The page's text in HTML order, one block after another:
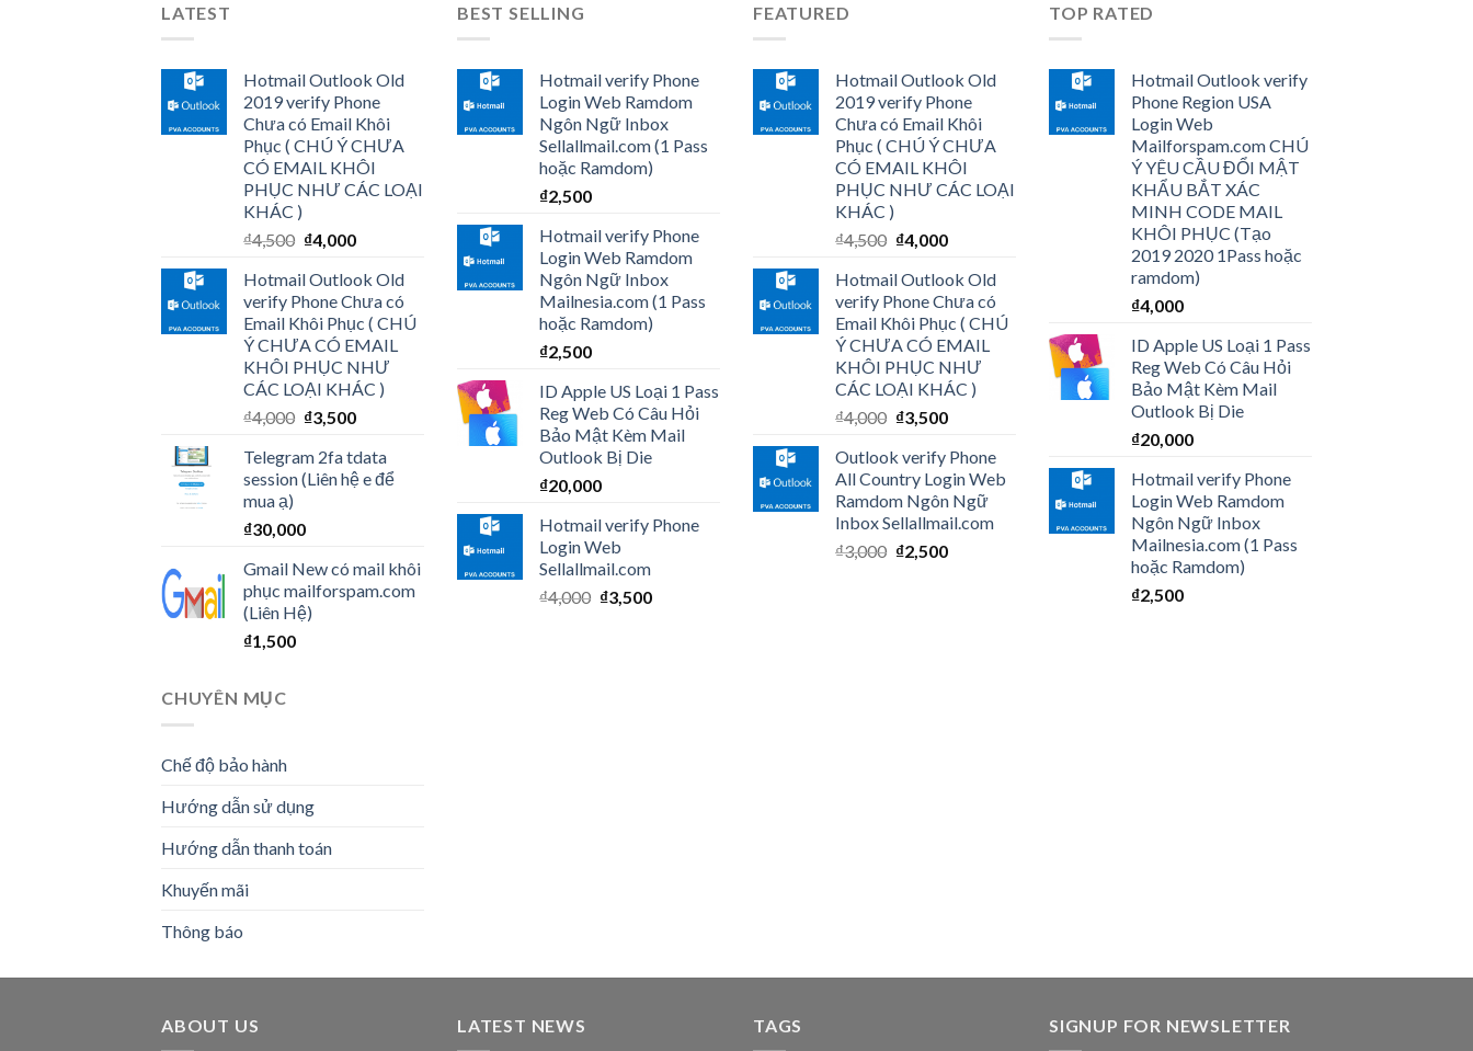
LATEST
Hotmail Outlook Old
2019 verify Phone
Chưa có Email Khôi
Phục ( CHÚ Ý CHƯA
CÓ EMAIL KHÔI
PHỤC NHƯ CÁC LOẠI
KHÁC )
₫4,500 ₫4,000
Hotmail Outlook Old
verify Phone Chưa có
Email Khôi Phục ( CHÚ
Ý CHƯA CÓ EMAIL
KHÔI PHỤC NHƯ
CÁC LOẠI KHÁC )
₫4,000 ₫3,500
Telegram 2fa tdata
session (Liên hệ e để
mua ạ)
₫30,000
Gmail New có mail khôi
phục mailforspam.com
(Liên Hệ)
₫1,500
BEST SELLING
Hotmail verify Phone
Login Web Ramdom
Ngôn Ngữ Inbox
Sellallmail.com (1 Pass
hoặc Ramdom)
₫2,500
Hotmail verify Phone
Login Web Ramdom
Ngôn Ngữ Inbox
Mailnesia.com (1 Pass
hoặc Ramdom)
₫2,500
ID Apple US Loại 1 Pass
Reg Web Có Câu Hỏi
Bảo Mật Kèm Mail
Outlook Bị Die
₫20,000
Hotmail verify Phone
Login Web
Sellallmail.com
₫4,000 ₫3,500
FEATURED
Hotmail Outlook Old
2019 verify Phone
Chưa có Email Khôi
Phục ( CHÚ Ý CHƯA
CÓ EMAIL KHÔI
PHỤC NHƯ CÁC LOẠI
KHÁC )
₫4,500 ₫4,000
Hotmail Outlook Old
verify Phone Chưa có
Email Khôi Phục ( CHÚ
Ý CHƯA CÓ EMAIL
KHÔI PHỤC NHƯ
CÁC LOẠI KHÁC )
₫4,000 ₫3,500
Outlook verify Phone
All Country Login Web
Ramdom Ngôn Ngữ
Inbox Sellallmail.com
₫3,000 ₫2,500
TOP RATED
Hotmail Outlook verify
Phone Region USA
Login Web
Mailforspam.com CHÚ
Ý YÊU CẦU ĐỔI MẬT
KHẨU BẮT XÁC
MINH CODE MAIL
KHÔI PHỤC (Tạo
2019 2020 1Pass hoặc
ramdom)
₫4,000
ID Apple US Loại 1 Pass
Reg Web Có Câu Hỏi
Bảo Mật Kèm Mail
Outlook Bị Die
₫20,000
Hotmail verify Phone
Login Web Ramdom
Ngôn Ngữ Inbox
Mailnesia.com (1 Pass
hoặc Ramdom)
₫2,500
CHUYÊN MỤC
Chế độ bảo hành
Hướng dẫn sử dụng
Hướng dẫn thanh toán
Khuyến mãi
Thông báo
ABOUT US LATEST NEWS TAGS SIGNUP FOR NEWSLETTER